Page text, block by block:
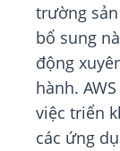
trường
bổ sung
động
hành.
việc triển
các ứng